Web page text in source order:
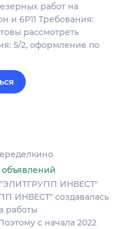
работ на
и 6Р11 Требования:
рассмотреть
5/2, оформление по
ИНВЕСТ"
ИНВЕСТ" создавалась
работы
с начала 2022